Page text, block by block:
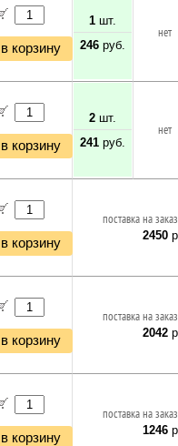
в корзину
1 шт.
246 руб.
нет
в корзину
2 шт.
241 руб.
нет
в корзину
поставка на
2450
в корзину
поставка на
2042
в корзину
поставка на
1246